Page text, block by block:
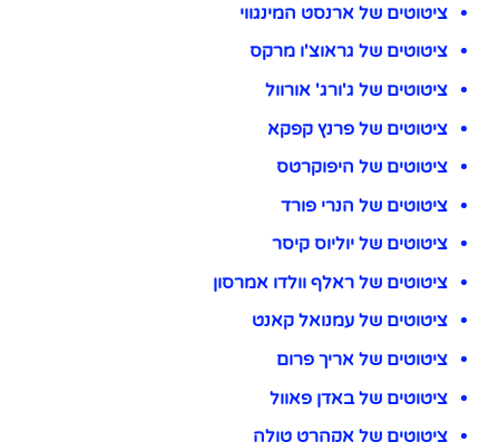
ציטוטים של ארנסט המינגווי
ציטוטים של גראוצ'ו מרקס
ציטוטים של ג'ורג' אורוול
ציטוטים של פרנץ קפקא
ציטוטים של היפוקרטס
ציטוטים של הנרי פורד
ציטוטים של יוליוס קיסר
ציטוטים של ראלף וולדו אמרסון
ציטוטים של עמנואל קאנט
ציטוטים של אריך פרום
ציטוטים של באדן פאוול
ציטוטים של אקהרט טולה